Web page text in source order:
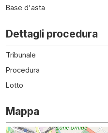
Base d'asta
Dettagli procedura
Tribunale
Procedura
Lotto
Mappa